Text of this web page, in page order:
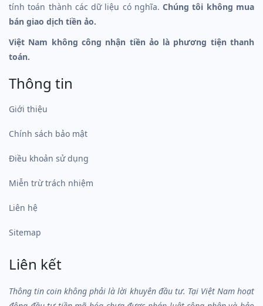
tính toán thành các dữ liệu có nghĩa.Chúng tôi không mua
bán giao dịch tiền ảo.
Việt Nam không công nhận tiền ảo là phương tiện thanh
toán.
Thông tin
Giới thiệu
Chính sách bảo mật
Điều khoản sử dụng
Miễn trừ trách nhiệm
Liên hệ
Sitemap
Liên kết
Thông tin coin không phải là lời khuyên đầu tư. Tại Việt Nam hoạt